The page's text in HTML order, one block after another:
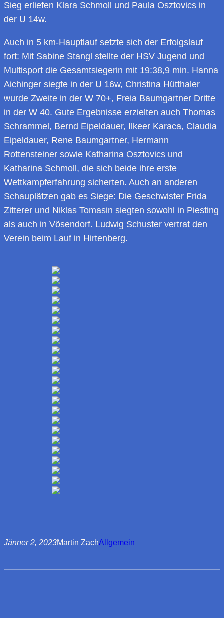
Sieg erliefen Klara Schmoll und Paula Osztovics in
der U 14w.
Auch in 5 km-Hauptlauf setzte sich der Erfolgslauf
fort: Mit Sabine Stangl stellte der HSV Jugend und
Multisport die Gesamtsiegerin mit 19:38,9 min. Hanna
Aichinger siegte in der U 16w, Christina Hütthaler
wurde Zweite in der W 70+, Freia Baumgartner Dritte
in der W 40. Gute Ergebnisse erzielten auch Thomas
Schrammel, Bernd Eipeldauer, Ilkeer Karaca, Claudia
Eipeldauer, Rene Baumgartner, Hermann
Rottensteiner sowie Katharina Osztovics und
Katharina Schmoll, die sich beide ihre erste
Wettkampferfahrung sicherten. Auch an anderen
Schauplätzen gab es Siege: Die Geschwister Frida
Zitterer und Niklas Tomasin siegten sowohl in Piesting
als auch in Vösendorf. Ludwig Schuster vertrat den
Verein beim Lauf in Hirtenberg.
Jänner 2, 2023Martin ZachAllgemein